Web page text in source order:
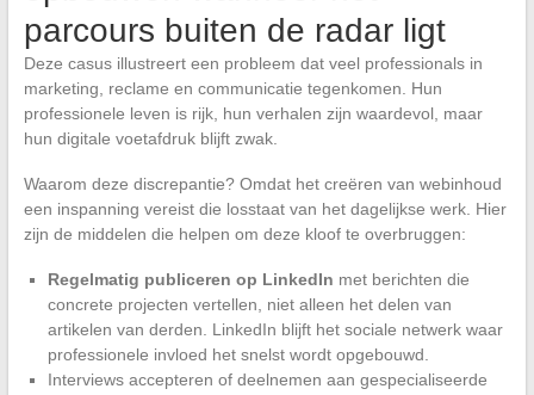
parcours buiten de radar ligt
Deze casus illustreert een probleem dat veel professionals in
marketing, reclame en communicatie tegenkomen. Hun
professionele leven is rijk, hun verhalen zijn waardevol, maar
hun digitale voetafdruk blijft zwak.
Waarom deze discrepantie? Omdat het creëren van webinhoud
een inspanning vereist die losstaat van het dagelijkse werk. Hier
zijn de middelen die helpen om deze kloof te overbruggen:
Regelmatig publiceren op LinkedIn met berichten die
concrete projecten vertellen, niet alleen het delen van
artikelen van derden. LinkedIn blijft het sociale netwerk waar
professionele invloed het snelst wordt opgebouwd.
Interviews accepteren of deelnemen aan gespecialiseerde